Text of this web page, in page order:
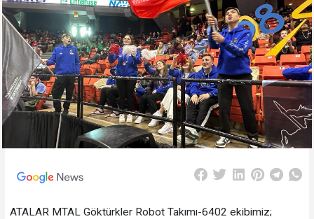
ATALAR MTAL Göktürkler Robot Takımı-6402 ekibimiz;